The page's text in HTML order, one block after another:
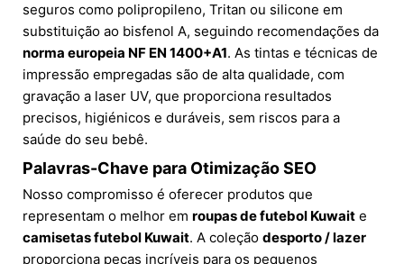
seguros como polipropileno, Tritan ou silicone em
substituição ao bisfenol A, seguindo recomendações da
norma europeia NF EN 1400+A1. As tintas e técnicas de
impressão empregadas são de alta qualidade, com
gravação a laser UV, que proporciona resultados
precisos, higiénicos e duráveis, sem riscos para a
saúde do seu bebê.
Palavras-Chave para Otimização SEO
Nosso compromisso é oferecer produtos que
representam o melhor em roupas de futebol Kuwait e
camisetas futebol Kuwait. A coleção desporto / lazer
proporciona peças incríveis para os pequenos